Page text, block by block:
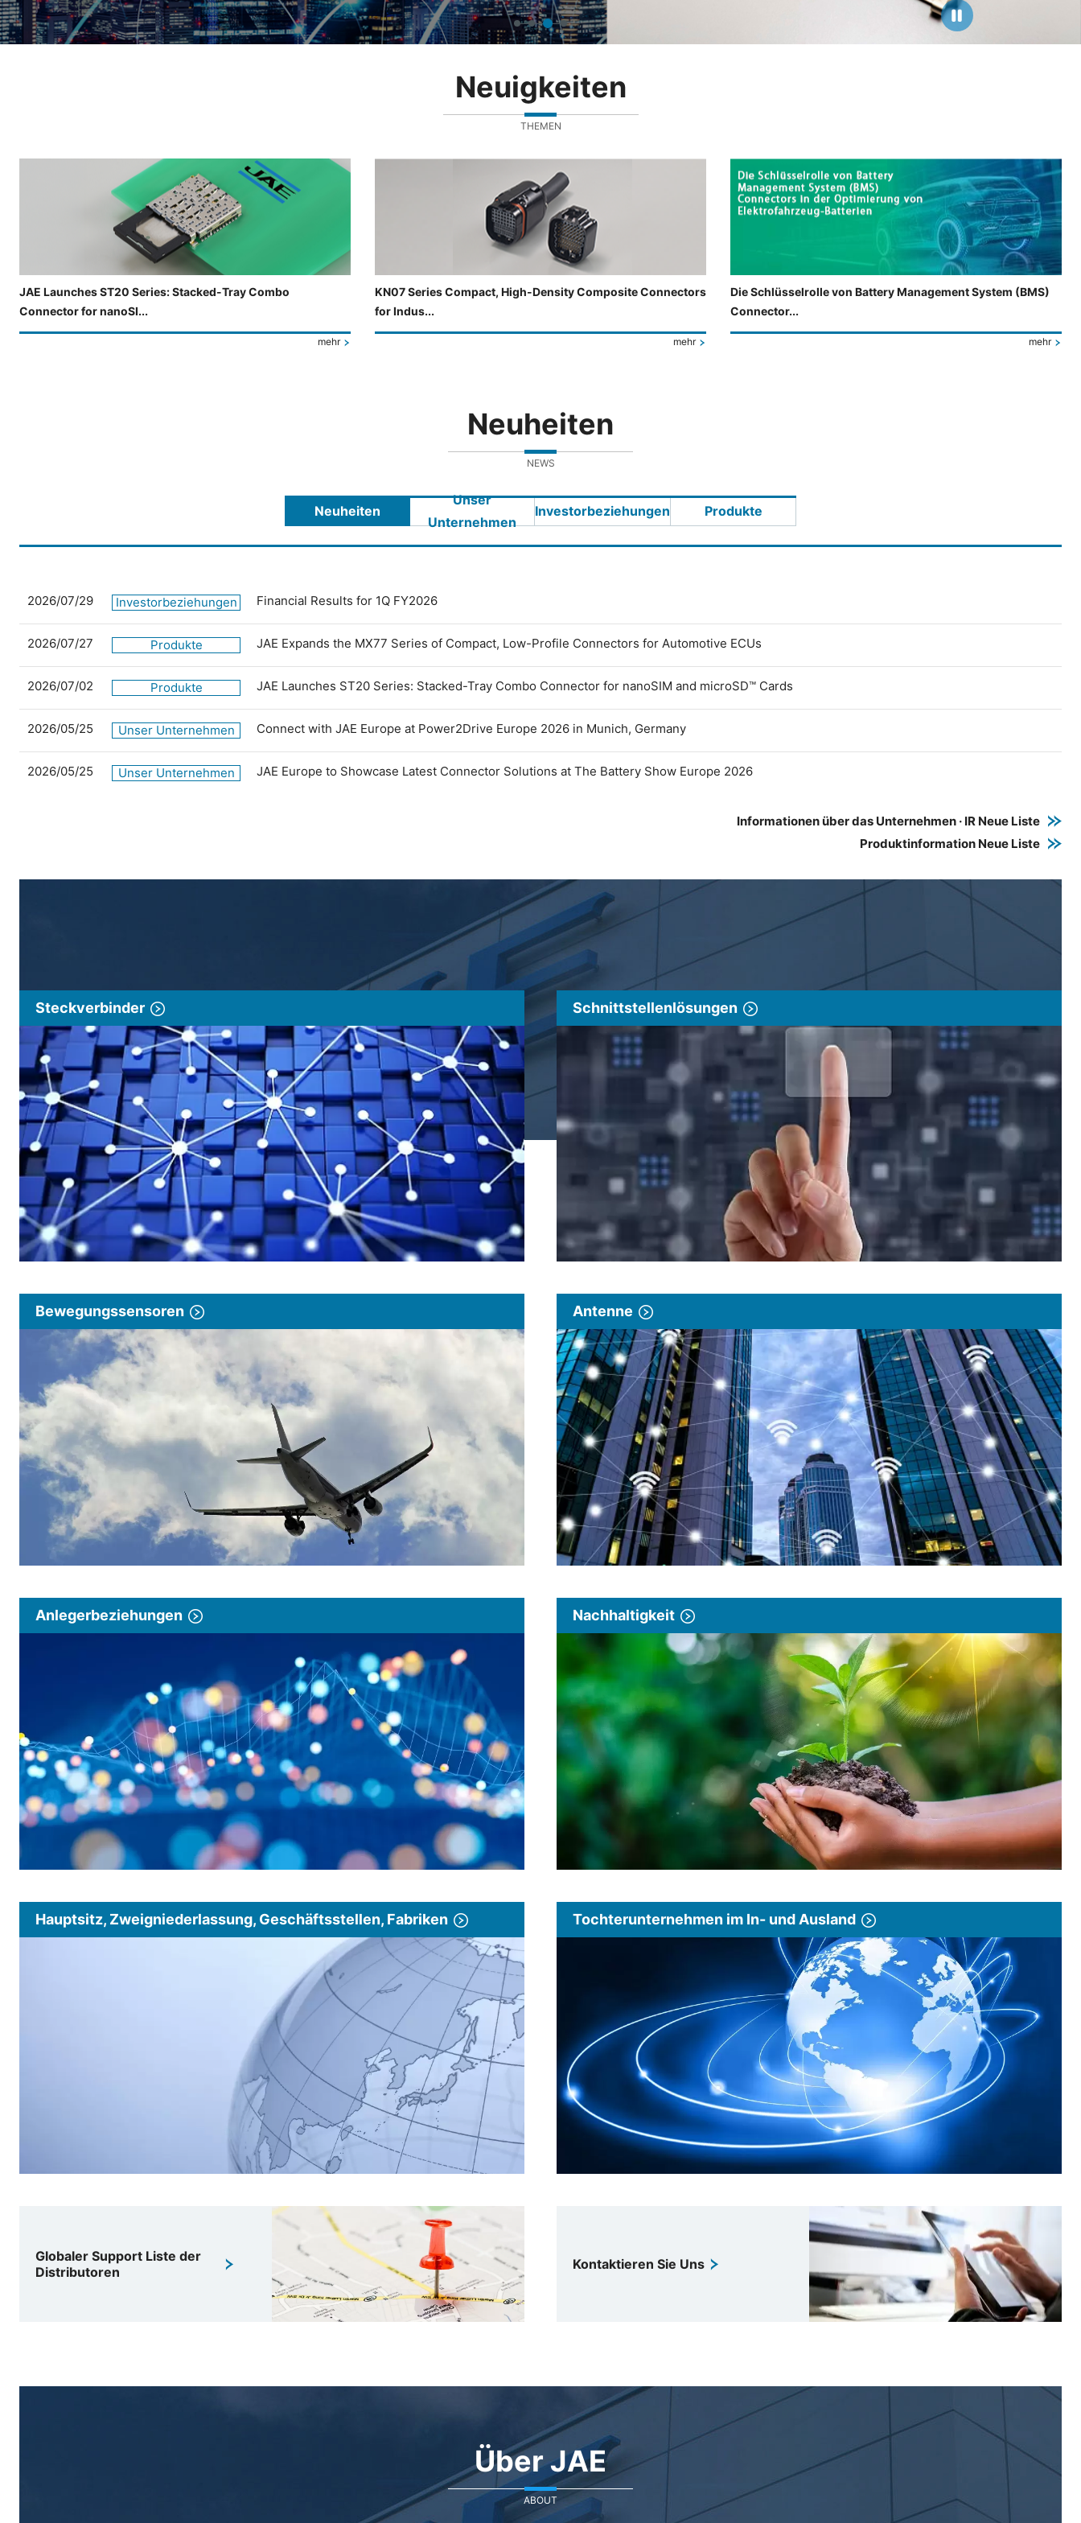
Neuigkeiten
THEMEN
JAE Launches ST20 Series: Stacked-Tray Combo
Connector for nanoSI...
mehr
KN07 Series Compact, High-Density Composite Connectors
for Indus...
mehr
Die Schlüsselrolle von Battery Management System (BMS)
Connector...
mehr
Neuheiten
NEWS
Neuheiten
Unser
Unternehmen
Investorbeziehungen Produkte
2026/07/29 Investorbeziehungen Financial Results for 1Q FY2026
2026/07/27 Produkte JAE Expands the MX77 Series of Compact, Low-Profile Connectors for Automotive ECUs
2026/07/02 Produkte JAE Launches ST20 Series: Stacked-Tray Combo Connector for nanoSIM and microSD™ Cards
2026/05/25 Unser Unternehmen Connect with JAE Europe at Power2Drive Europe 2026 in Munich, Germany
2026/05/25 Unser Unternehmen JAE Europe to Showcase Latest Connector Solutions at The Battery Show Europe 2026
Informationen über das Unternehmen · IR Neue Liste
Produktinformation Neue Liste
Steckverbinder Schnittstellenlösungen
Bewegungssensoren Antenne
Anlegerbeziehungen Nachhaltigkeit
Hauptsitz, Zweigniederlassung, Geschäftsstellen, Fabriken Tochterunternehmen im In- und Ausland
Globaler Support Liste der
Distributoren
Kontaktieren Sie Uns
Über JAE
ABOUT